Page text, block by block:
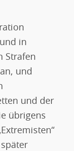
in
Strafen
und
und der
übrigens